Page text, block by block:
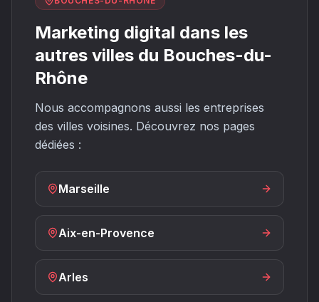
Marketing digital dans les
autres villes du Bouches-du-
Rhône
Nous accompagnons aussi les entreprises
des villes voisines. Découvrez nos pages
dédiées :
Marseille
Aix-en-Provence
Arles